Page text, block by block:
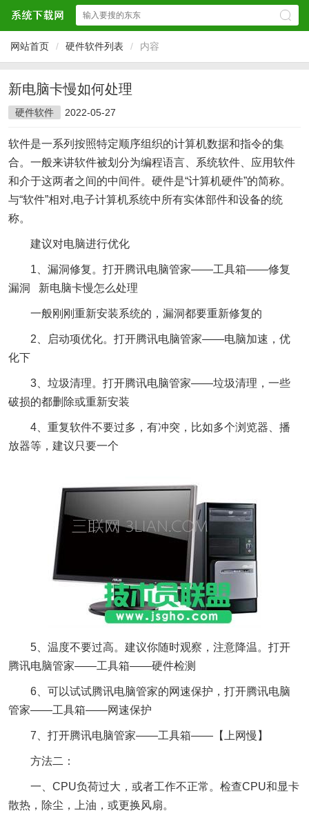
网站首页 / 硬件软件列表 / 内容
新电脑卡慢如何处理
硬件软件 2022-05-27
软件是一系列按照特定顺序组织的计算机数据和指令的集
合。一般来讲软件被划分为编程语言、系统软件、应用软件
和介于这两者之间的中间件。硬件是“计算机硬件”的简称。
与“软件”相对,电子计算机系统中所有实体部件和设备的统
称。
建议对电脑进行优化
1、漏洞修复。打开腾讯电脑管家——工具箱——修复
漏洞 新电脑卡慢怎么处理
一般刚刚重新安装系统的，漏洞都要重新修复的
2、启动项优化。打开腾讯电脑管家——电脑加速，优
化下
3、垃圾清理。打开腾讯电脑管家——垃圾清理，一些
破损的都删除或重新安装
4、重复软件不要过多，有冲突，比如多个浏览器、播
放器等，建议只要一个
5、温度不要过高。建议你随时观察，注意降温。打开
腾讯电脑管家——工具箱——硬件检测
6、可以试试腾讯电脑管家的网速保护，打开腾讯电脑
管家——工具箱——网速保护
7、打开腾讯电脑管家——工具箱——【上网慢】
方法二：
一、CPU负荷过大，或者工作不正常。检查CPU和显卡
散热，除尘，上油，或更换风扇。